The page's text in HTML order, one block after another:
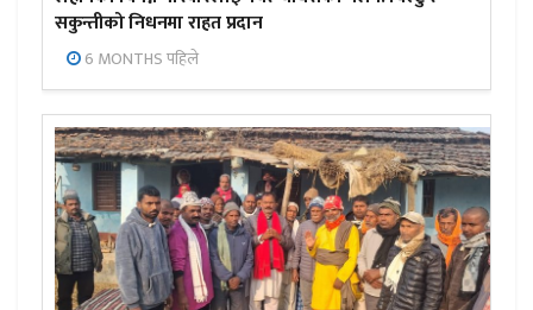
सकुन्तीको निधनमा राहत प्रदान
6 MONTHS पहिले